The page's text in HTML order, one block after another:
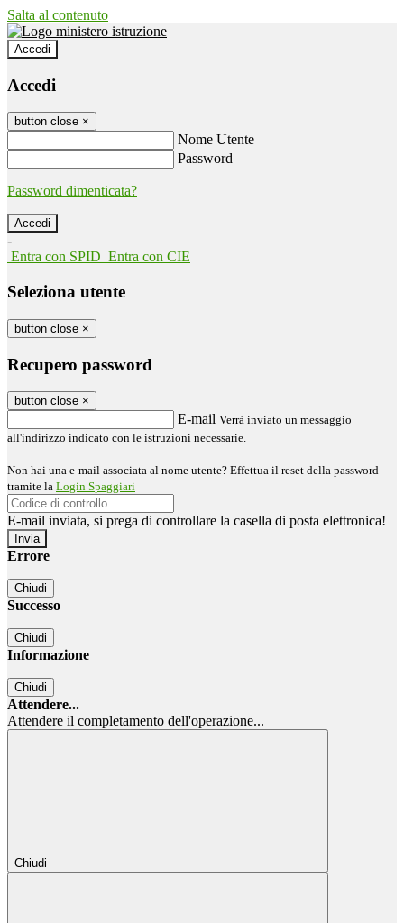
Salta al contenuto
Accedi
Accedi
button close ×
Nome Utente
Password
Password dimenticata?
-
Entra con SPID Entra con CIE
Seleziona utente
button close ×
Recupero password
button close ×
E-mail Verrà inviato un messaggio
all'indirizzo indicato con le istruzioni necessarie.
Non hai una e-mail associata al nome utente? Effettua il reset della password
tramite la Login Spaggiari
E-mail inviata, si prega di controllare la casella di posta elettronica!
Errore
Chiudi
Successo
Chiudi
Informazione
Chiudi
Attendere...
Attendere il completamento dell'operazione...
Chiudi